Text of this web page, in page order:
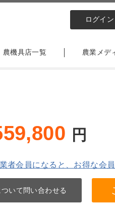
ログイン
農機具店一覧 農業メデ
円
業者会員になると、お得な会
いて問い合わせる